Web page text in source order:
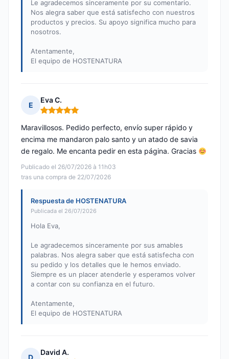
Le agradecemos sinceramente por su comentario.
Nos alegra saber que está satisfecho con nuestros
productos y precios. Su apoyo significa mucho para
nosotros.
Atentamente,
El equipo de HOSTENATURA
E
Eva C.
Nota: 5 de 5
Publicado el 26/07/2026 à 11h03
tras una compra de 22/07/2026
Maravillosos. Pedido perfecto, envío super rápido y
encima me mandaron palo santo y un atado de savia
de regalo. Me encanta pedir en esta página. Gracias
Respuesta de HOSTENATURA
Publicada el 26/07/2026
Hola Eva,
Le agradecemos sinceramente por sus amables
palabras. Nos alegra saber que está satisfecha con
su pedido y los detalles que le hemos enviado.
Siempre es un placer atenderle y esperamos volver
a contar con su confianza en el futuro.
Atentamente,
El equipo de HOSTENATURA
David A.